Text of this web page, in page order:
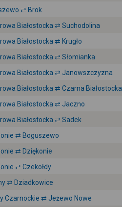
⇄ Brok
Białostocka ⇄ Suchodolina
Białostocka ⇄ Krugło
Białostocka ⇄ Słomianka
Białostocka ⇄ Janowszczyzna
Białostocka ⇄ Czarna Białostocka
Białostocka ⇄ Jaczno
Białostocka ⇄ Sadek
⇄ Boguszewo
⇄ Dziękonie
⇄ Czekołdy
⇄ Dziadkowice
Czarnockie ⇄ Jeżewo Nowe